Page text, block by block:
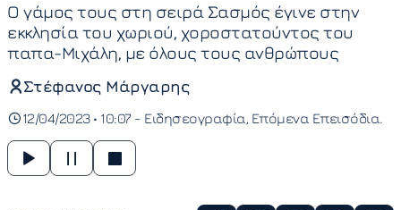
Ο γάμος τους στη σειρά Σασμός έγινε στην
εκκλησία του χωριού, χοροστατούντος του
παπα-Μιχάλη, με όλους τους ανθρώπους
Στέφανος Μάργαρης
12/04/2023 • 10:07 - Ειδησεογραφία Επόμενα Επεισόδια